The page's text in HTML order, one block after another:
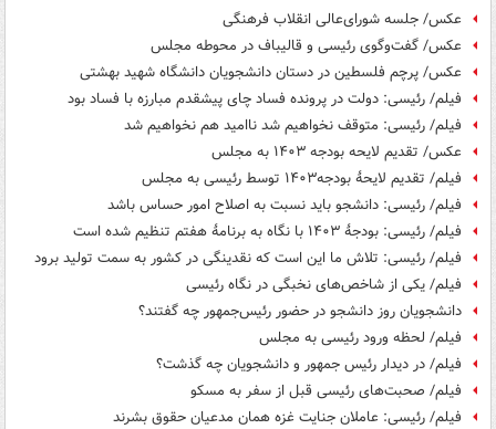
عکس/ جلسه شورای‌عالی انقلاب فرهنگی
عکس/ گفت‌وگوی رئیسی و قالیباف در محوطه مجلس
عکس/ پرچم فلسطین در دستان دانشجویان دانشگاه شهید بهشتی
فیلم/ رئیسی: دولت در پرونده فساد چای پیشقدم مبارزه با فساد بود
فیلم/ رئیسی: متوقف نخواهیم شد ناامید هم نخواهیم شد
عکس/ تقدیم لایحه بودجه ۱۴۰۳ به مجلس
فیلم/ تقدیم لایحۀ بودجه۱۴۰۳ توسط رئیسی به مجلس
فیلم/ رئیسی: دانشجو باید نسبت به اصلاح امور حساس باشد
فیلم/ رئیسی: بودجۀ ۱۴۰۳ با نگاه به برنامۀ هفتم تنظیم شده است
فیلم/ رئیسی: تلاش ما این است که نقدینگی در کشور به‌ سمت تولید برود
فیلم/ یکی از شاخص‌های نخبگی در نگاه رئیسی
دانشجویان روز دانشجو در حضور رئیس‌جمهور چه گفتند؟
فیلم/ لحظه ورود رئیسی به مجلس
فیلم/ در دیدار رئیس جمهور و دانشجویان چه گذشت؟
فیلم/ صحبت‌های رئیسی قبل از سفر به مسکو
فیلم/ رئیسی: عاملان جنایت غزه همان مدعیان حقوق بشرند